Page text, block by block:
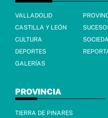
VALLADOLID
CASTILLA Y LEÓN
CULTURA
DEPORTES
GALERÍAS
PROVINCIA
TIERRA DE PINARES